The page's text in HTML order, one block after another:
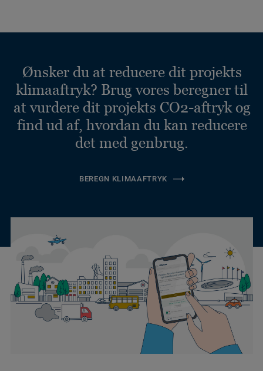
Ønsker du at reducere dit projekts
klimaaftryk? Brug vores beregner til
at vurdere dit projekts CO2-aftryk og
find ud af, hvordan du kan reducere
det med genbrug.
BEREGN KLIMAAFTRYK